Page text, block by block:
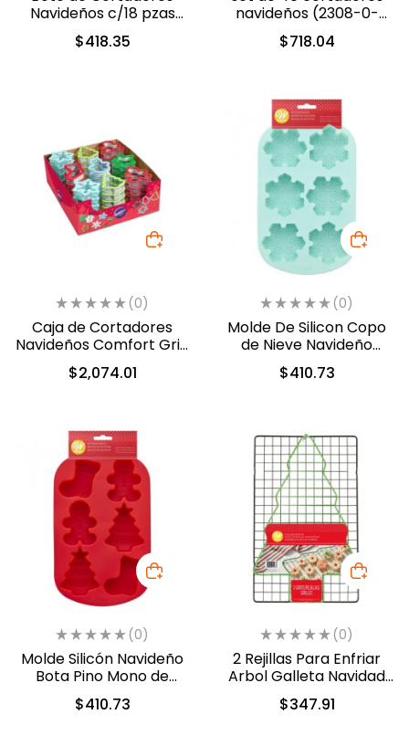
Navideños c/18 pzas
(2308-5454)
$418.35
navideños (2308-0-
0227)
$718.04
(0)
Caja de Cortadores
Navideños Comfort Grip
48 pzas Navidad (2109-
9837)
$2,074.01
(0)
Molde De Silicon Copo
de Nieve Navideño
(2105-0-0849)
$410.73
(0)
Molde Silicón Navideño
Bota Pino Mono de
jengibre Wilton (2105-0-
0848)
$410.73
(0)
2 Rejillas Para Enfriar
Arbol Galleta Navidad
(2105-4163X)
$347.91